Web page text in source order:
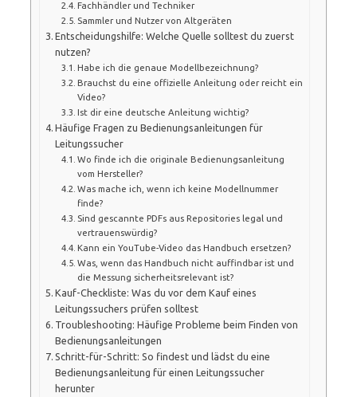
Fachhändler und Techniker
Sammler und Nutzer von Altgeräten
Entscheidungshilfe: Welche Quelle solltest du zuerst
nutzen?
Habe ich die genaue Modellbezeichnung?
Brauchst du eine offizielle Anleitung oder reicht ein
Video?
Ist dir eine deutsche Anleitung wichtig?
Häufige Fragen zu Bedienungsanleitungen für
Leitungssucher
Wo finde ich die originale Bedienungsanleitung
vom Hersteller?
Was mache ich, wenn ich keine Modellnummer
finde?
Sind gescannte PDFs aus Repositories legal und
vertrauenswürdig?
Kann ein YouTube-Video das Handbuch ersetzen?
Was, wenn das Handbuch nicht auffindbar ist und
die Messung sicherheitsrelevant ist?
Kauf-Checkliste: Was du vor dem Kauf eines
Leitungssuchers prüfen solltest
Troubleshooting: Häufige Probleme beim Finden von
Bedienungsanleitungen
Schritt-für-Schritt: So findest und lädst du eine
Bedienungsanleitung für einen Leitungssucher
herunter